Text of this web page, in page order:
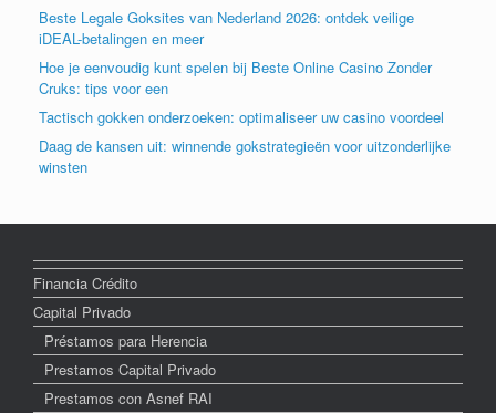
Beste Legale Goksites van Nederland 2026: ontdek veilige
iDEAL-betalingen en meer
Hoe je eenvoudig kunt spelen bij Beste Online Casino Zonder
Cruks: tips voor een
Tactisch gokken onderzoeken: optimaliseer uw casino voordeel
Daag de kansen uit: winnende gokstrategieën voor uitzonderlijke
winsten
Financia Crédito
Capital Privado
Préstamos para Herencia
Prestamos Capital Privado
Prestamos con Asnef RAI